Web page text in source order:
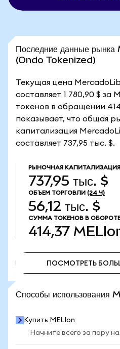
Последние данные
(Ondo Tokenized)
Текущая цена
составляет 1 780,90 $ за
токенов в обращении
показывает, что общая
капитализация
составляет 737,95 тыс. $.
РЫНОЧНАЯ КАПИТАЛИЗАЦИЯ
737,95 тыс. $
ОБЪЕМ ТОРГОВЛИ (24 Ч)
56,12 тыс. $
СУММА ТОКЕНОВ В ОБОРОТЕ
414,37
ПОСМОТРЕТЬ
Способы
Купить MELIon
Начните всего за пару